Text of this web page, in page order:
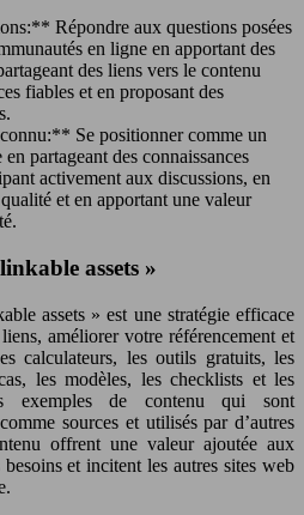
Répondre aux questions posées
en ligne en apportant des
des liens vers le contenu
fiables et en proposant des
Se positionner comme un
partageant des connaissances
activement aux discussions, en
et en apportant une valeur
assets »
assets » est une stratégie efficace
améliorer votre référencement et
calculateurs, les outils gratuits, les
les modèles, les checklists et les
exemples de contenu qui sont
sources et utilisés par d’autres
offrent une valeur ajoutée aux
et incitent les autres sites web